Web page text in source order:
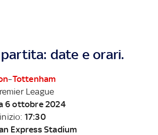
date e orari.
–Tottenham
League
6 ottobre 2024
17:30
Express Stadium